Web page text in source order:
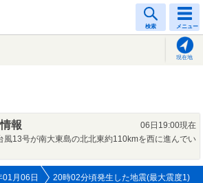
検索 メニュー
現在地
報
06日19:00現在
風13号が南大東島の北北東約110kmを西に進んでい
月06日 20時02分頃発生した地震(最大震度1)